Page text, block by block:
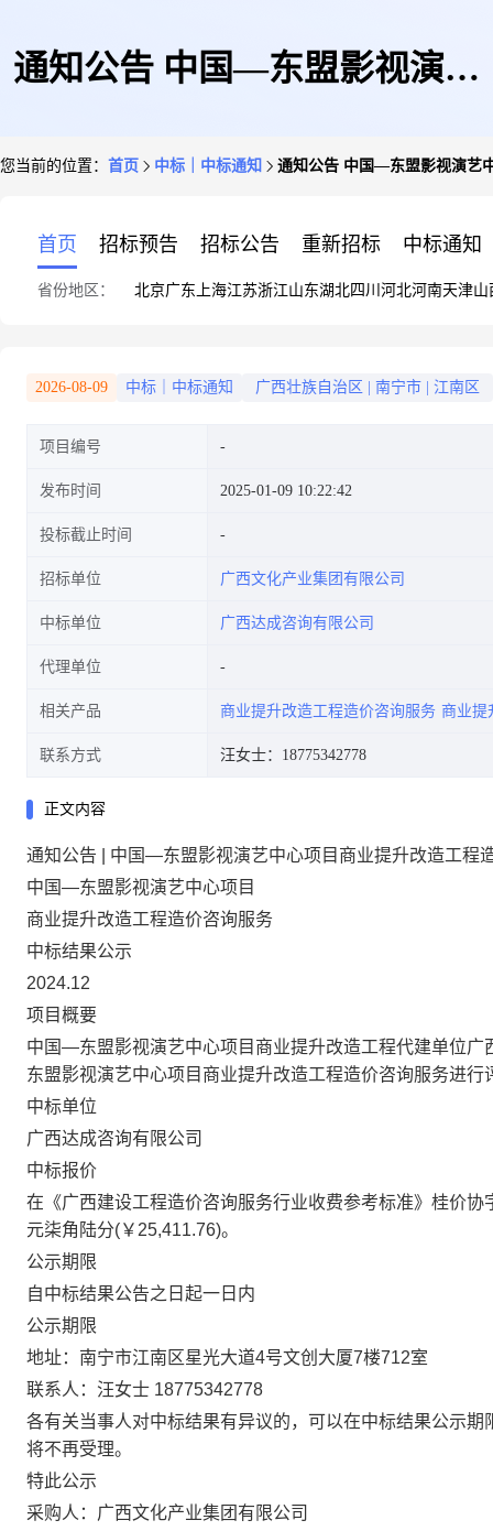
通知公告 中国—东盟影视演艺
您当前的位置： 首页 中标｜中标通知 通知公告 中国—东盟影视演艺
首页 招标预告 招标公告 重新招标 中标通知
省份地区： 北京广东 上海江苏浙江山东湖北四川 河北河南天津山
2026-08-09 中标｜中标通知 广西壮族自治区 南宁市 江南区
项目编号
发布时间 2025-01-09 10:22:42
投标截止时间
招标单位 广西文化产业集团有限公司
中标单位 广西达成咨询有限公司
代理单位
相关产品 商业提升改造工程造价咨询服务 商业提
联系方式 汪女士：18775342778
正文内容
通知公告 | 中国—东盟影视演艺中心项目商业提升改造工程
中国—东盟影视演艺中心项目
商业提升改造工程造价咨询服务
中标结果公示
2024.12
项目概要
中国—东盟影视演艺中心项目商业提升改造工程代建单位
东盟影视演艺中心项目商业提升改造工程造价咨询服务进行
中标单位
广西达成咨询有限公司
中标报价
在《广西建设工程造价咨询服务行业收费参考标准》桂价
元柒角陆分(￥25,411.76)。
公示期限
自中标结果公告之日起一日内
公示期限
地址：南宁市江南区星光大道4号文创大厦7楼712室
联系人：汪女士 18775342778
各有关当事人对中标结果有异议的，可以在中标结果公示
将不再受理。
特此公示
采购人：广西文化产业集团有限公司